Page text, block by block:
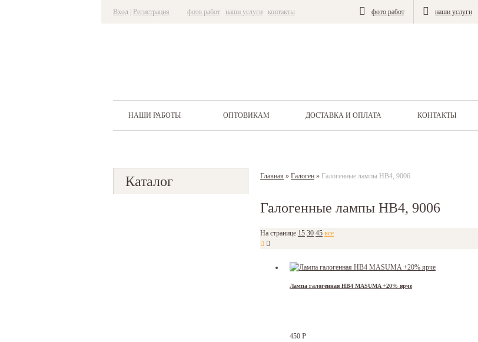
Вход Регистрация фото работ наши услуги контакты фото работ наши услуги
НАШИ РАБОТЫ ОПТОВИКАМ ДОСТАВКА И ОПЛАТА КОНТАКТЫ
Каталог Главная » Галоген » Галогенные лампы HB4, 9006
Галогенные лампы HB4, 9006
На странице 15 30 45 все
Лампа галогенная HB4 MASUMA +20% ярче
450 Р